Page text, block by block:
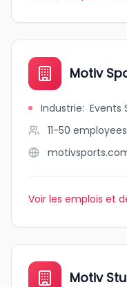
Motiv
Industrie: Events
11-50 employees
Voir les emplois et
Motiv